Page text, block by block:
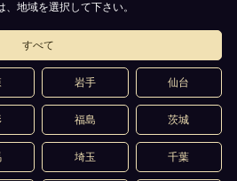
、地域を選択して下さい。
すべて
岩手 仙台
福島 茨城
埼玉 千葉